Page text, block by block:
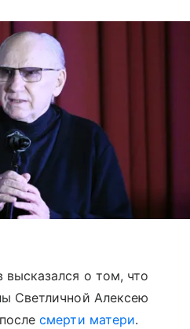
о том, что
Светличной Алексею
смерти матери.